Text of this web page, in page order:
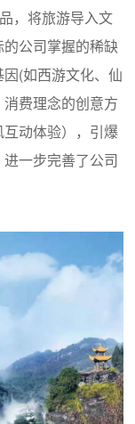
，将旅游导入文
公司掌握的稀缺
(如西游文化、仙
费理念的创意方
动体验），引爆
一步完善了公司